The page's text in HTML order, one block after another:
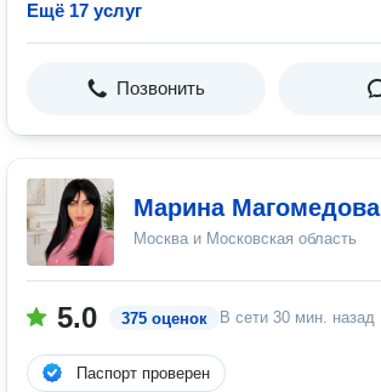
Ещё 17 услуг
Позвонить
Марина Магомедова
Москва и Московская область
5.0 375 оценок В сети 30 мин. назад
Паспорт проверен